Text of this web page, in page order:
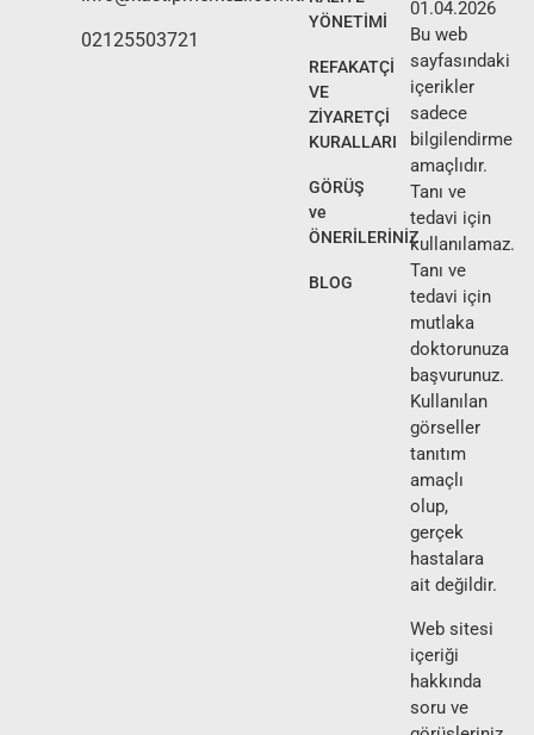
02125503721
YÖNETİMİ
REFAKATÇİ
VE
ZİYARETÇİ
KURALLARI
GÖRÜŞ
ve
ÖNERİLERİNİZ
BLOG
01.04.2026
Bu web
sayfasındaki
içerikler
sadece
bilgilendirme
amaçlıdır.
Tanı ve
tedavi için
kullanılamaz.
Tanı ve
tedavi için
mutlaka
doktorunuza
başvurunuz.
Kullanılan
görseller
tanıtım
amaçlı
olup,
gerçek
hastalara
ait değildir.
Web sitesi
içeriği
hakkında
soru ve